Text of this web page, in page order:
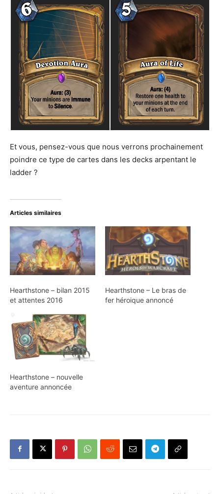
Et vous, pensez-vous que nous verrons prochainement
poindre ce type de cartes dans les decks arpentant le
ladder ?
Articles similaires
Hearthstone – bilan 2015
et attentes 2016
Hearthstone – Le bras de
fer héroique annoncé
Hearthstone – nouvelle
aventure annoncée